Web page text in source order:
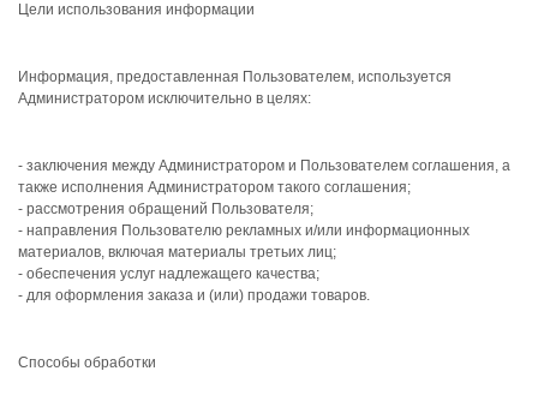
Цели использования информации
Информация, предоставленная Пользователем, используется
Администратором исключительно в целях:
- заключения между Администратором и Пользователем соглашения, а
также исполнения Администратором такого соглашения;
- рассмотрения обращений Пользователя;
- направления Пользователю рекламных и/или информационных
материалов, включая материалы третьих лиц;
- обеспечения услуг надлежащего качества;
- для оформления заказа и (или) продажи товаров.
Способы обработки